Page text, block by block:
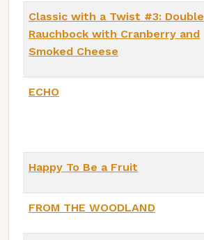
Classic with a Twist #3: Double
Rauchbock with Cranberry and
Smoked Cheese
ECHO
Happy To Be a Fruit
FROM THE WOODLAND